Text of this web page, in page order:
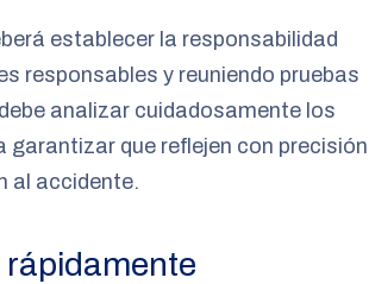
establecer la responsabilidad
responsables y reuniendo pruebas
analizar cuidadosamente los
garantizar que reflejen con precisión
al accidente.